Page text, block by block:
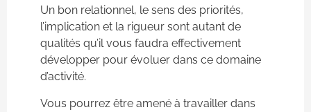
Un bon relationnel, le sens des priorités,
l’implication et la rigueur sont autant de
qualités qu’il vous faudra effectivement
développer pour évoluer dans ce domaine
d’activité.
Vous pourrez être amené à travailler dans